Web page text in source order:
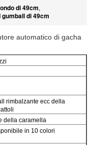
di 49cm,
di 49cm
automatico di gacha
rimbalzante ecc della
della caramella
in 10 colori